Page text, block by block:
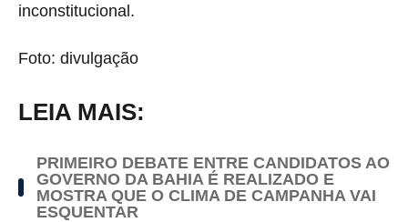
inconstitucional.
Foto: divulgação
LEIA MAIS:
PRIMEIRO DEBATE ENTRE CANDIDATOS AO
GOVERNO DA BAHIA É REALIZADO E
MOSTRA QUE O CLIMA DE CAMPANHA VAI
ESQUENTAR